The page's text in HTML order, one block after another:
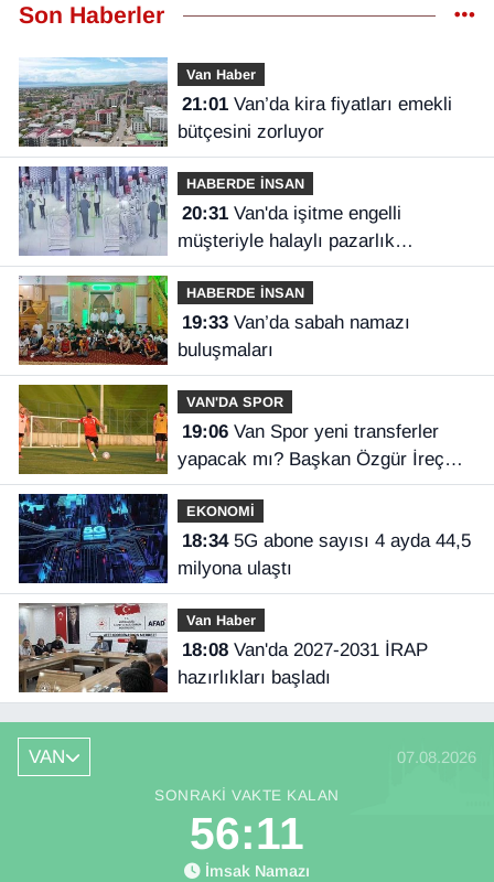
Son Haberler
Van Haber
21:01Van’da kira fiyatları emekli
bütçesini zorluyor
HABERDE İNSAN
20:31Van'da işitme engelli
müşteriyle halaylı pazarlık
gülümsetti
HABERDE İNSAN
19:33Van’da sabah namazı
buluşmaları
VAN'DA SPOR
19:06Van Spor yeni transferler
yapacak mı? Başkan Özgür İreç
İlhan açıkladı
EKONOMİ
18:345G abone sayısı 4 ayda 44,5
milyona ulaştı
Van Haber
18:08Van'da 2027-2031 İRAP
hazırlıkları başladı
VAN 07.08.2026
SONRAKI VAKTE KALAN
56:11
İmsak Namazı